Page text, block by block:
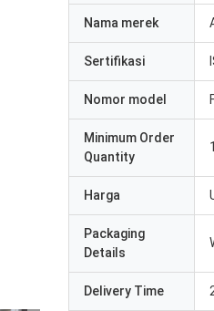
Nama merek
Sertifikasi
Nomor model
Minimum Order
Quantity
Harga
Packaging
Details
Delivery Time